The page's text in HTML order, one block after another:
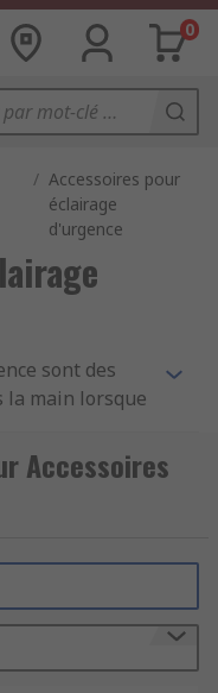
0
/ Accessoires pour
éclairage
d'urgence
sont des
la main lorsque
et
lampes
Schneider
EMERGI-
Accessoires